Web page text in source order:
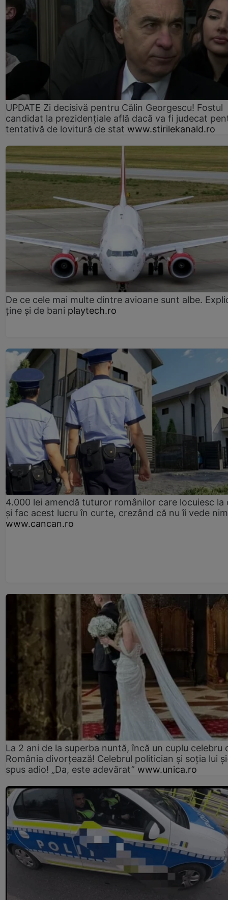
UPDATE Zi decisivă pentru Călin Georgescu! Fostul
candidat la prezidențiale află dacă va fi judecat
tentativă de lovitură de stat www.stirilekanald.ro
De ce cele mai multe dintre avioane sunt albe.
ține și de bani playtech.ro
4.000 lei amendă tuturor românilor care locuiesc la
și fac acest lucru în curte, crezând că nu îi vede
www.cancan.ro
La 2 ani de la superba nuntă, încă un cuplu celebru
România divorțează! Celebrul politician și soția lui
spus adio! „Da, este adevărat” www.unica.ro